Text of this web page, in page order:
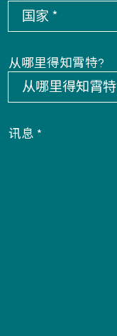
从哪里得知霄特?
讯息 *